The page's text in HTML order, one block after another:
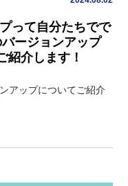
って自分たちでで
ージョンアップ
紹介します！
アップについてご紹介